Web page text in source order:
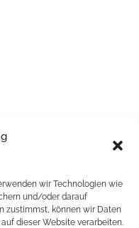
wir Technologien wie
und/oder darauf
zustimmst, können wir Daten
dieser Website verarbeiten.
und